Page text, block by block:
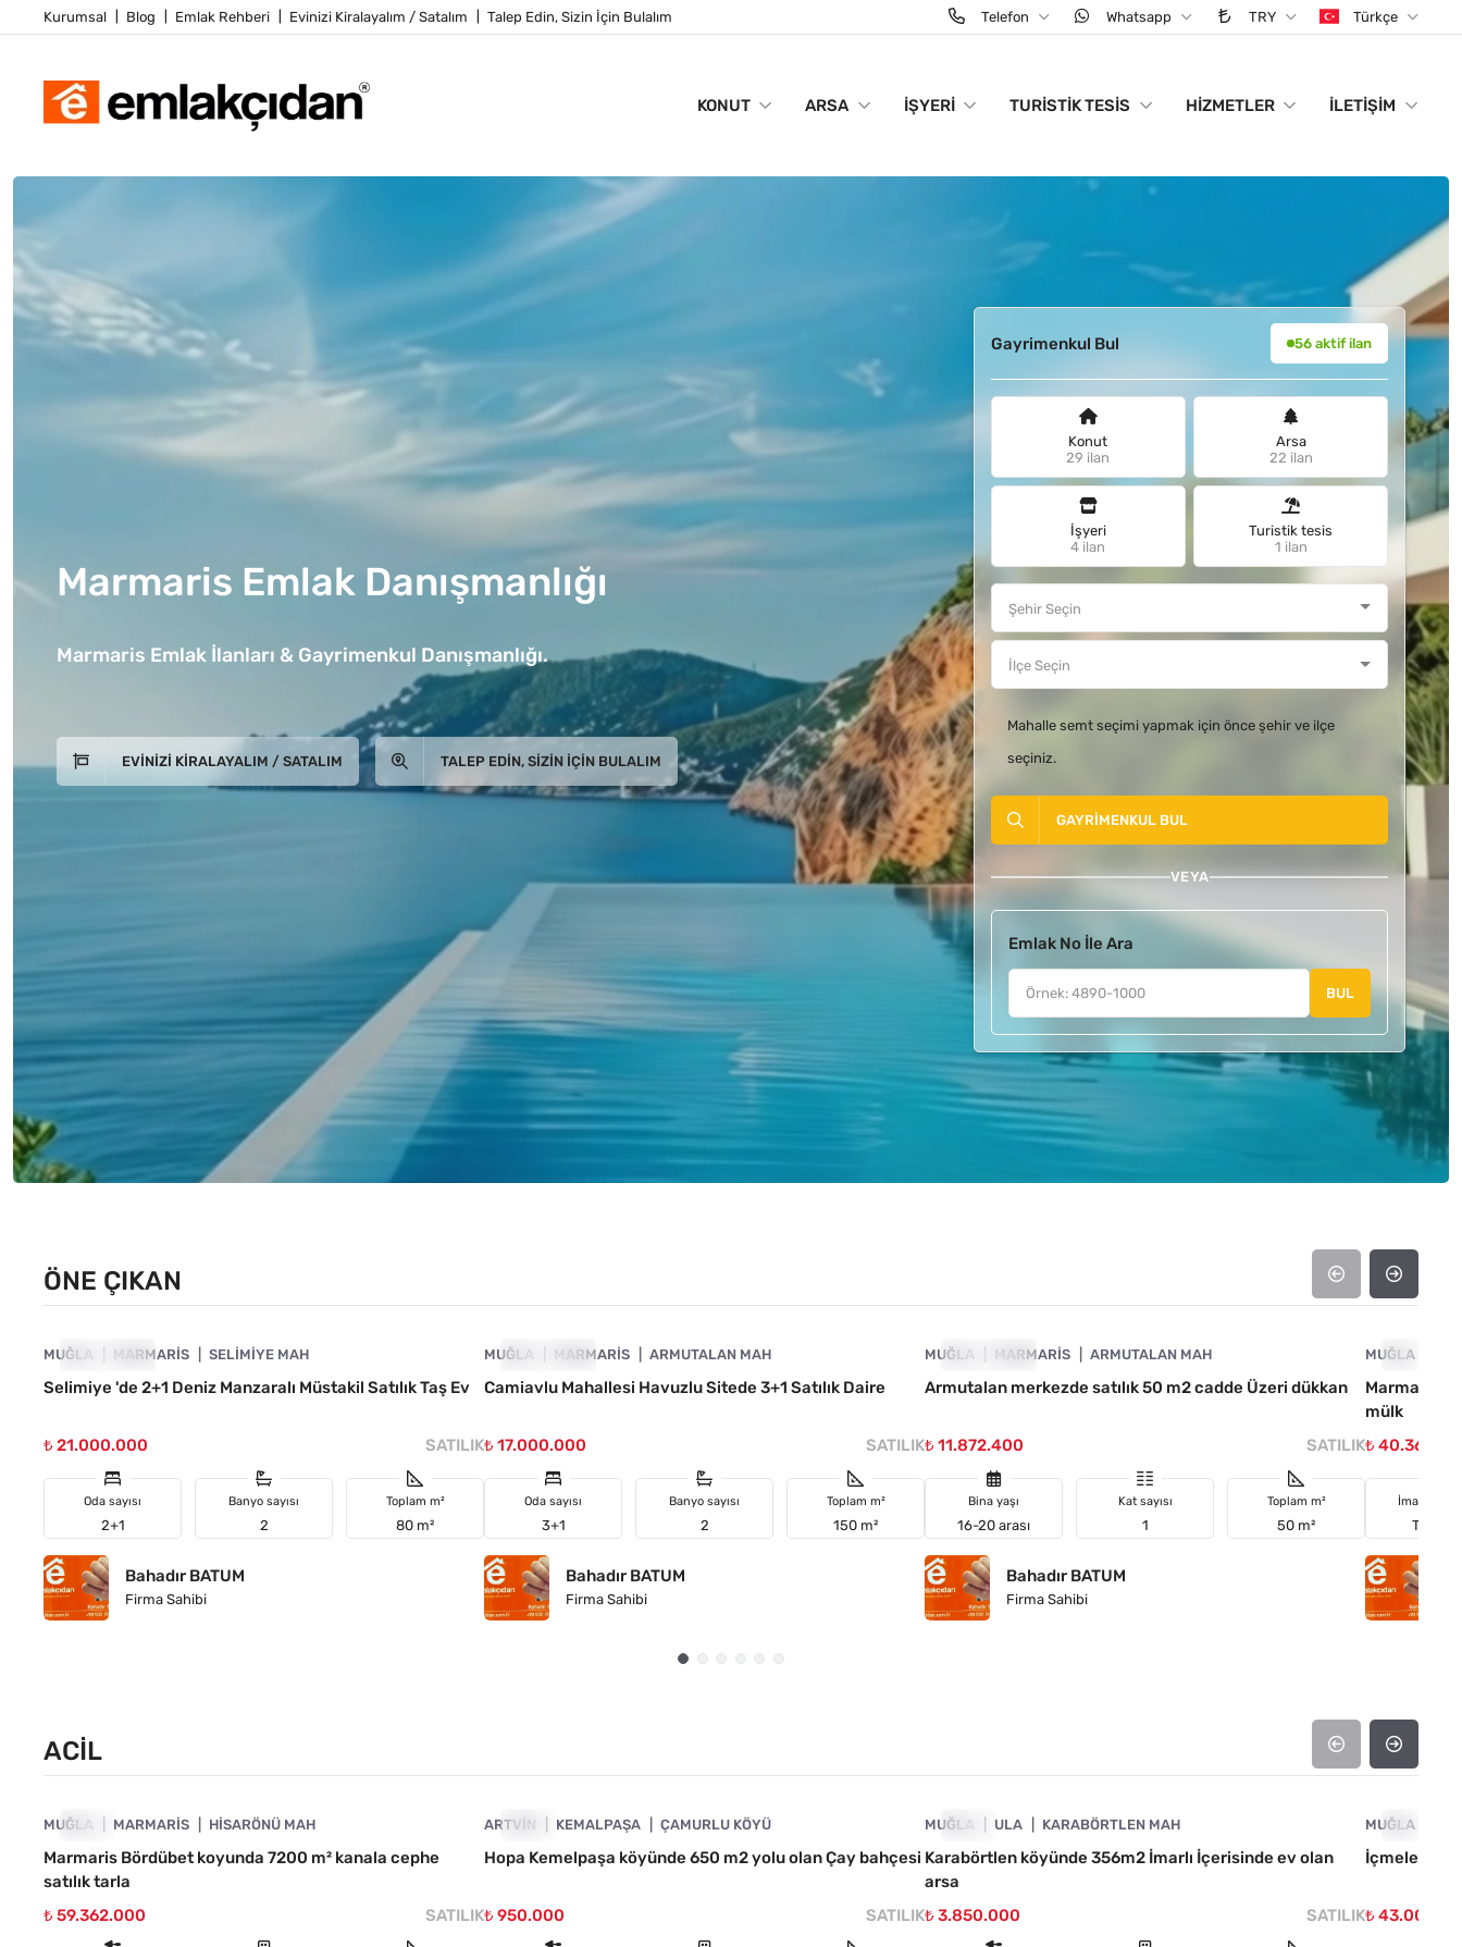
Kurumsal Blog Emlak Rehberi Evinizi Kiralayalım / Satalım Talep Edin, Sizin İçin Bulalım Telefon Whatsapp TRY Türkçe
KONUT ARSA İŞYERI TURISTIK TESIS HIZMETLER İLETIŞIM
Marmaris Emlak Danışmanlığı
Marmaris Emlak İlanları & Gayrimenkul Danışmanlığı.
EVINIZI KIRALAYALIM / SATALIM TALEP EDIN, SIZIN İÇIN BULALIM
Gayrimenkul Bul 56 aktif ilan
Konut
29 ilan
Arsa
22 ilan
İşyeri
4 ilan
Turistik tesis
1 ilan
Mahalle semt seçimi yapmak için önce şehir ve ilçe
seçiniz.
GAYRIMENKUL BUL
VEYA
Emlak No İle Ara
BUL
ÖNE ÇIKAN
ÖNE ÇIKAN
MUĞLA MARMARIS SELIMIYE MAH
Selimiye 'de 2+1 Deniz Manzaralı Müstakil Satılık Taş Ev
₺ 21.000.000 SATILIK
Oda sayısı
2+1
Banyo sayısı
2
Toplam m²
80 m²
Bahadır BATUM
Firma Sahibi
ÖNE ÇIKAN
MUĞLA MARMARIS ARMUTALAN MAH
Camiavlu Mahallesi Havuzlu Sitede 3+1 Satılık Daire
₺ 17.000.000 SATILIK
Oda sayısı
3+1
Banyo sayısı
2
Toplam m²
150 m²
Bahadır BATUM
Firma Sahibi
ÖNE ÇIKAN
MUĞLA MARMARIS ARMUTALAN MAH
Armutalan merkezde satılık 50 m2 cadde Üzeri dükkan
₺ 11.872.400 SATILIK
Bina yaşı
16-20 arası
Kat sayısı
1
Toplam m²
50 m²
Bahadır BATUM
Firma Sahibi
ÖNE
MUĞLA
Marmaris
mülk
₺
İmar
Turizm
ACIL
ACIL
MUĞLA MARMARIS HISARÖNÜ MAH
Marmaris Bördübet koyunda 7200 m² kanala cephe
satılık tarla
₺ 59.362.000
SATILIK
ACIL
ARTVIN KEMALPAŞA ÇAMURLU KÖYÜ
Hopa Kemelpaşa köyünde 650 m2 yolu olan Çay bahçesi
₺ 950.000 SATILIK
ACIL
MUĞLA ULA KARABÖRTLEN MAH
Karabörtlen köyünde 356m2 İmarlı İçerisinde ev olan
arsa
₺ 3.850.000
SATILIK
ACIL
MUĞLA
İçmeler'de
₺ 43.000